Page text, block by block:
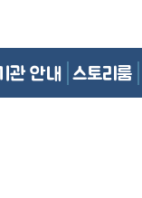
관 안내 스토리룸